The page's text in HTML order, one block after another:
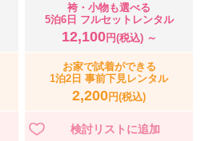
袴・小物も選べる
5泊6日 フルセットレンタル
12,100円(税込) ～
お家で試着ができる
1泊2日 事前下見レンタル
2,200円(税込)